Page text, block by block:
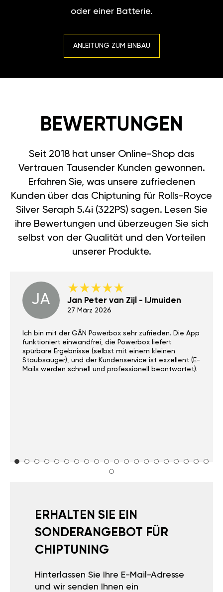
oder einer Batterie.
ANLEITUNG ZUM EINBAU
BEWERTUNGEN
Seit 2018 hat unser Online-Shop das
Vertrauen Tausender Kunden gewonnen.
Erfahren Sie, was unsere zufriedenen
Kunden über das Chiptuning für Rolls-Royce
Silver Seraph 5.4i (322PS) sagen. Lesen Sie
ihre Bewertungen und überzeugen Sie sich
selbst von der Qualität und den Vorteilen
unserer Produkte.
JA Jan Peter van Zijl - IJmuiden
27 März 2026
Ich bin mit der GÄN Powerbox sehr zufrieden. Die App
funktioniert einwandfrei, die Powerbox liefert
spürbare Ergebnisse (selbst mit einem kleinen
Staubsauger), und der Kundenservice ist exzellent (E-
Mails werden schnell und professionell beantwortet).
ERHALTEN SIE EIN
SONDERANGEBOT FÜR
CHIPTUNING
Hinterlassen Sie Ihre E-Mail-Adresse
und wir senden Ihnen ein